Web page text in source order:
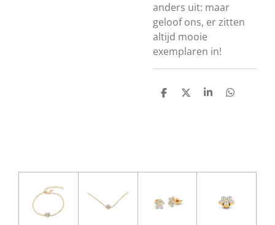
anders uit: maar
geloof ons, er zitten
altijd mooie
exemplaren in!
D
D
S
D